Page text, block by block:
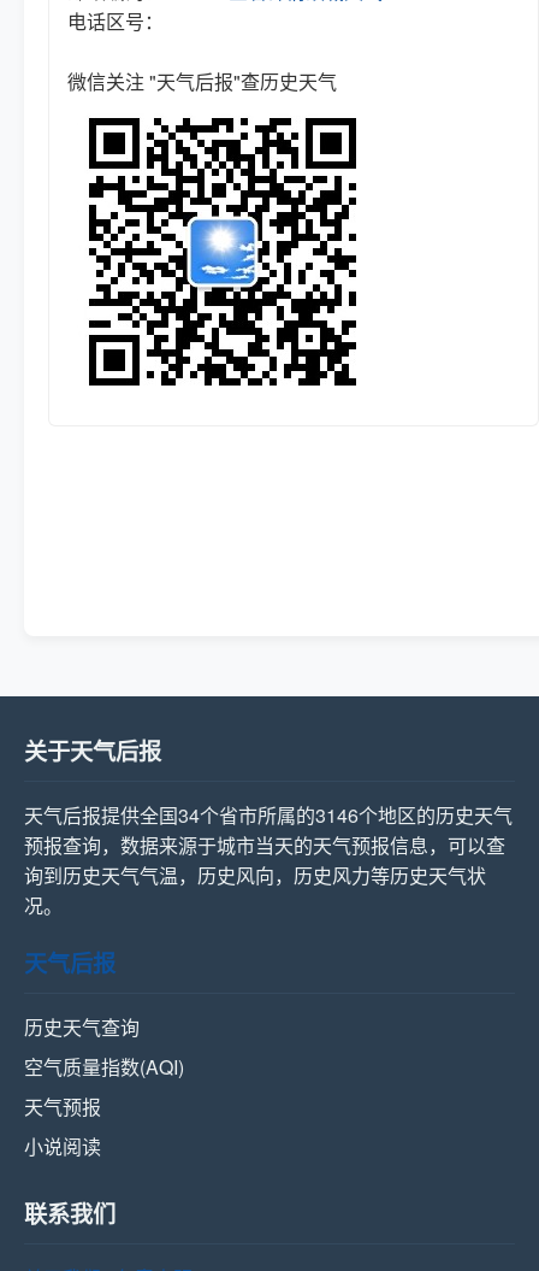
电话区号：
微信关注 "天气后报"查历史天气
关于天气后报
天气后报提供全国34个省市所属的3146个地区的历史天气
预报查询，数据来源于城市当天的天气预报信息，可以查
询到历史天气气温，历史风向，历史风力等历史天气状
况。
天气后报
历史天气查询
空气质量指数(AQI)
天气预报
小说阅读
联系我们